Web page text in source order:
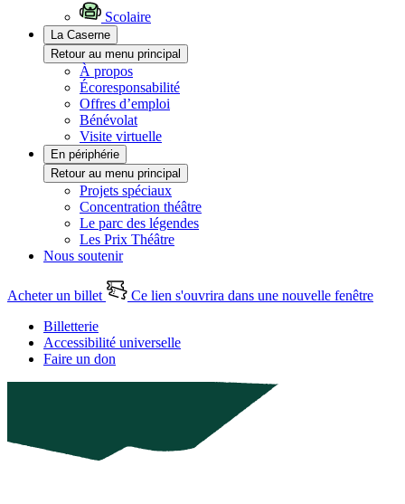
Scolaire
La Caserne
Retour au menu principal
À propos
Écoresponsabilité
Offres d’emploi
Bénévolat
Visite virtuelle
En périphérie
Retour au menu principal
Projets spéciaux
Concentration théâtre
Le parc des légendes
Les Prix Théâtre
Nous soutenir
Acheter un billet
Ce lien s'ouvrira dans une nouvelle fenêtre
Billetterie
Accessibilité universelle
Faire un don